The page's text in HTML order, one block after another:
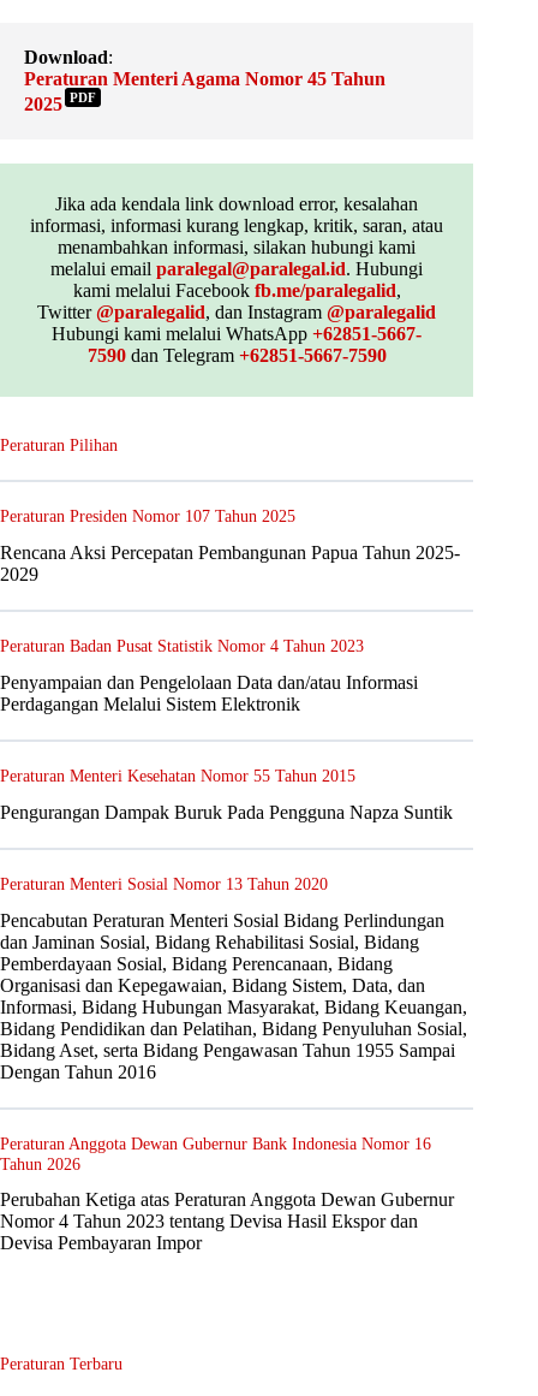
Download:
Peraturan Menteri Agama Nomor 45 Tahun
2025 PDF
Jika ada kendala link download error, kesalahan
informasi, informasi kurang lengkap, kritik, saran, atau
menambahkan informasi, silakan hubungi kami
melalui emailparalegal@paralegal.id. Hubungi
kami melalui Facebook fb.me/paralegalid,
Twitter@paralegalid, dan Instagram@paralegalid
Hubungi kami melalui WhatsApp+62851-5667-
7590dan Telegram +62851-5667-7590
Peraturan Pilihan
Peraturan Presiden Nomor 107 Tahun 2025
Rencana Aksi Percepatan Pembangunan Papua Tahun 2025-
2029
Peraturan Badan Pusat Statistik Nomor 4 Tahun 2023
Penyampaian dan Pengelolaan Data dan/atau Informasi
Perdagangan Melalui Sistem Elektronik
Peraturan Menteri Kesehatan Nomor 55 Tahun 2015
Pengurangan Dampak Buruk Pada Pengguna Napza Suntik
Peraturan Menteri Sosial Nomor 13 Tahun 2020
Pencabutan Peraturan Menteri Sosial Bidang Perlindungan
dan Jaminan Sosial, Bidang Rehabilitasi Sosial, Bidang
Pemberdayaan Sosial, Bidang Perencanaan, Bidang
Organisasi dan Kepegawaian, Bidang Sistem, Data, dan
Informasi, Bidang Hubungan Masyarakat, Bidang Keuangan,
Bidang Pendidikan dan Pelatihan, Bidang Penyuluhan Sosial,
Bidang Aset, serta Bidang Pengawasan Tahun 1955 Sampai
Dengan Tahun 2016
Peraturan Anggota Dewan Gubernur Bank Indonesia Nomor 16
Tahun 2026
Perubahan Ketiga atas Peraturan Anggota Dewan Gubernur
Nomor 4 Tahun 2023 tentang Devisa Hasil Ekspor dan
Devisa Pembayaran Impor
Peraturan Terbaru